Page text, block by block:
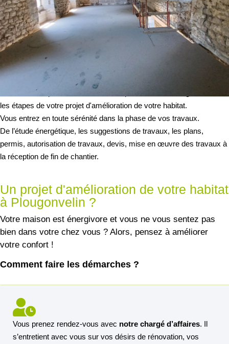
Un seul prestataire, l’entreprise Raoul Corre s’occupe de tous vos
travaux.
Fort de ses capacités internes, l’entreprise Raoul Corre gère toutes
les étapes de votre projet d'amélioration de votre habitat.
Vous entrez en toute sérénité dans la phase de vos travaux.
De l’étude énergétique, les suggestions de travaux, les plans,
permis, autorisation de travaux, devis, mise en œuvre des travaux à
la réception de fin de chantier.
Un projet d'amélioration de votre habitat
à Plougonvelin ?
Votre maison est énergivore et vous ne vous sentez pas
bien dans votre chez vous ? Alors, pensez à améliorer
votre confort !
Comment faire les démarches ?
Vous prenez rendez-vous avec notre chargé d’affaires. Il
s’entretient avec vous sur vos désirs de rénovation, vos